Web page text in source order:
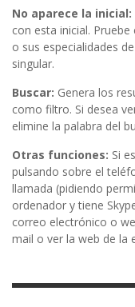
No aparece la inicial:
con esta inicial.
o sus especialidades
singular.
Buscar: Genera los
como filtro. Si desea
elimine la palabra del
Otras funciones: Si
pulsando sobre el
llamada (pidiendo
ordenador y tiene
correo electrónico o
mail o ver la web de la